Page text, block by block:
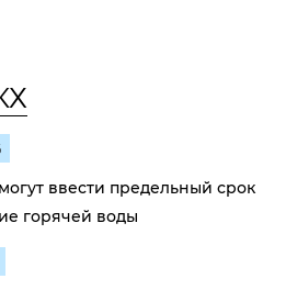
ввести предельный срок
горячей воды